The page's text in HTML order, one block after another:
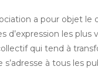
a pour objet
d’expression les
qui tend à
s’adresse à tous les